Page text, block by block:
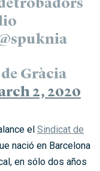
Gràcia
2, 2020
el Sindicat de
nació en Barcelona
en sólo dos años